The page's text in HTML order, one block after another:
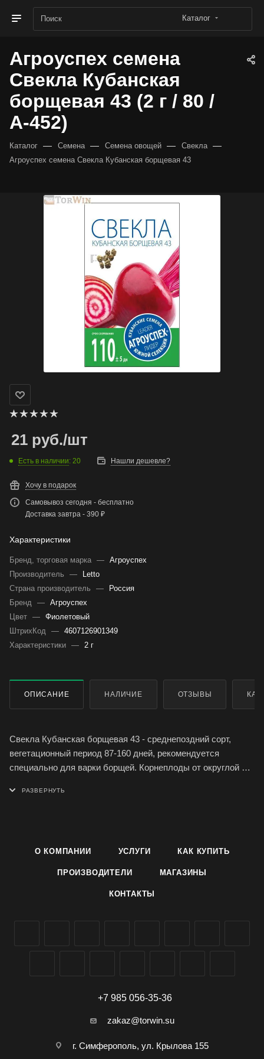
Каталог
Агроуспех семена
Свекла Кубанская
борщевая 43 (2 г / 80 /
А-452)
Каталог — Семена — Семена овощей — Свекла —
Агроуспех семена Свекла Кубанская борщевая 43
21 руб./шт
Есть в наличии: 20 Нашли дешевле?
Хочу в подарок
Самовывоз сегодня - бесплатно
Доставка завтра - 390 ₽
Характеристики
Бренд, торговая марка — Агроуспех
Производитель
—
Letto
Страна производитель
—
Россия
Бренд — Агроуспех
Цвет — Фиолетовый
ШтрихКод — 4607126901349
Характеристики — 2 г
ОПИСАНИЕ НАЛИЧИЕ ОТЗЫВЫ
Свекла Кубанская борщевая 43 - среднепоздний сорт,
вегетационный период 87-160 дней, рекомендуется
специально для варки борщей. Корнеплоды от округлой до
ярко-красная, мякоть нежная, фиолетово-красная и светло-
Семена свеклы сорта Кубанская борщевая 43
О КОМПАНИИ УСЛУГИ КАК КУПИТЬ
ПРОИЗВОДИТЕЛИ МАГАЗИНЫ
КОНТАКТЫ
+7 985 056-35-36
zakaz@torwin.su
г. Симферополь, ул. Крылова 155